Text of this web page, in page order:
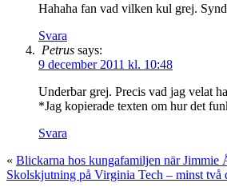
Hahaha fan vad vilken kul grej.
Svara
Petrus says:
9 december 2011 kl. 10:48
Underbar grej. Precis vad jag velat
*Jag kopierade texten om hur det
Svara
« Blickarna hos kungafamiljen när Jimmie
Skolskjutning på Virginia Tech – minst två